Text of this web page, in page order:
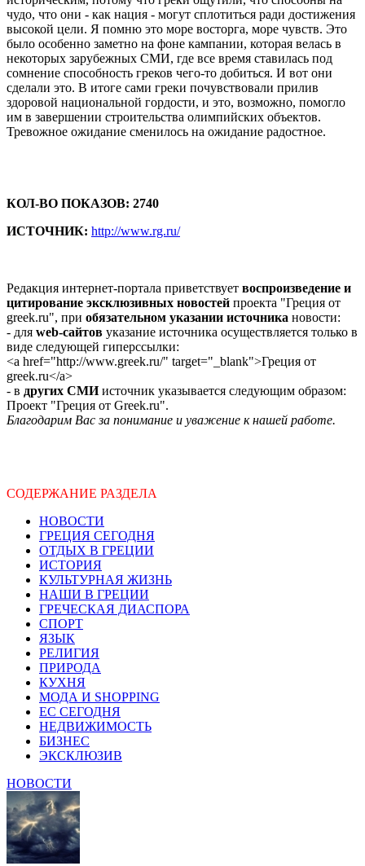
чудо, что они - как нация - могут сплотиться ради достижения
высокой цели. Я помню это море восторга, море чувств. Это
было особенно заметно на фоне кампании, которая велась в
некоторых зарубежных СМИ, где все время ставилась под
сомнение способность греков чего-то добиться. И вот они
сделали это. В итоге сами греки почувствовали прилив
здоровой национальной гордости, и это, возможно, помогло
им в завершении строительства олимпийских объектов.
Тревожное ожидание сменилось на ожидание радостное.
КОЛ-ВО ПОКАЗОВ: 2740
ИСТОЧНИК: http://www.rg.ru/
Редакция интернет-портала приветствует воспроизведение и
цитирование эксклюзивных новостей проекта "Греция от
greek.ru", при обязательном указании источника новости:
- для web-сайтов указание источника осуществляется только в
виде следующей гиперссылки:
<a href="http://www.greek.ru/" target="_blank">Греция от
greek.ru</a>
- в других СМИисточник указывается следующим образом:
Проект "Греция от Greek.ru".
Благодарим Вас за понимание и уважение к нашей работе.
СОДЕРЖАНИЕ РАЗДЕЛА
НОВОСТИ
ГРЕЦИЯ СЕГОДНЯ
ОТДЫХ В ГРЕЦИИ
ИСТОРИЯ
КУЛЬТУРНАЯ ЖИЗНЬ
НАШИ В ГРЕЦИИ
ГРЕЧЕСКАЯ ДИАСПОРА
СПОРТ
ЯЗЫК
РЕЛИГИЯ
ПРИРОДА
КУХНЯ
МОДА И SHOPPING
ЕС СЕГОДНЯ
НЕДВИЖИМОСТЬ
БИЗНЕС
ЭКСКЛЮЗИВ
НОВОСТИ